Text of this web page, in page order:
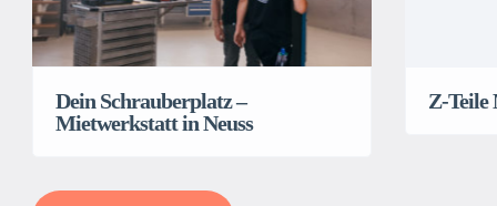
Dein Schrauberplatz –
Mietwerkstatt in Neuss
Z-